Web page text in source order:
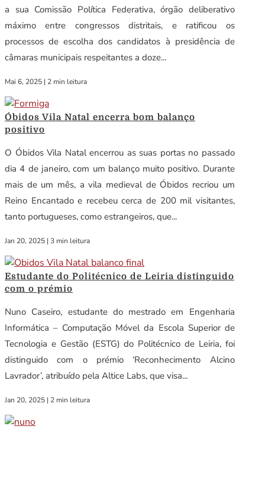
a sua Comissão Política Federativa, órgão deliberativo
máximo entre congressos distritais, e ratificou os
processos de escolha dos candidatos à presidência de
câmaras municipais respeitantes a doze...
Mai 6, 2025 | 2 min leitura
Óbidos Vila Natal encerra bom balanço
positivo
O Óbidos Vila Natal encerrou as suas portas no passado
dia 4 de janeiro, com um balanço muito positivo. Durante
mais de um mês, a vila medieval de Óbidos recriou um
Reino Encantado e recebeu cerca de 200 mil visitantes,
tanto portugueses, como estrangeiros, que...
Jan 20, 2025 | 3 min leitura
Estudante do Politécnico de Leiria distinguido
com o prémio
Nuno Caseiro, estudante do mestrado em Engenharia
Informática – Computação Móvel da Escola Superior de
Tecnologia e Gestão (ESTG) do Politécnico de Leiria, foi
distinguido com o prémio ‘Reconhecimento Alcino
Lavrador’, atribuído pela Altice Labs, que visa...
Jan 20, 2025 | 2 min leitura